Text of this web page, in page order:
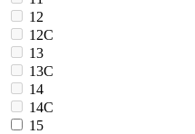
12
12C
13
13C
14
14C
15